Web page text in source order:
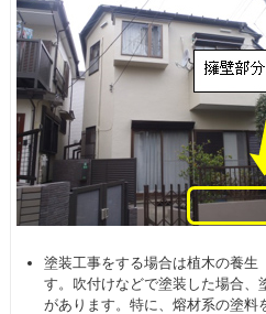
塗装工事をする場合は植木の養生
す。吹付けなどで塗装した場合、
があります。特に、熔材系の塗料